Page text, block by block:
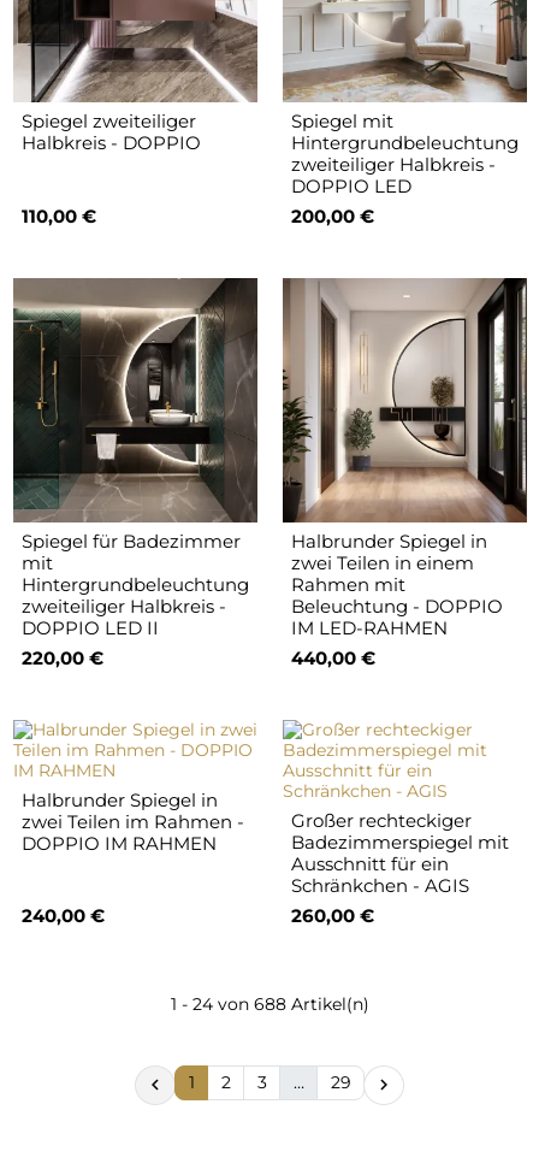
Spiegel zweiteiliger
Halbkreis - DOPPIO
110,00 €
Spiegel mit
Hintergrundbeleuchtung
zweiteiliger Halbkreis -
DOPPIO LED
200,00 €
Spiegel für Badezimmer
mit
Hintergrundbeleuchtung
zweiteiliger Halbkreis -
DOPPIO LED II
220,00 €
Halbrunder Spiegel in
zwei Teilen in einem
Rahmen mit
Beleuchtung - DOPPIO
IM LED-RAHMEN
440,00 €
Halbrunder Spiegel in
zwei Teilen im Rahmen -
DOPPIO IM RAHMEN
240,00 €
Großer rechteckiger
Badezimmerspiegel mit
Ausschnitt für ein
Schränkchen - AGIS
260,00 €
1 - 24 von 688 Artikel(n)
 1 2 3 … 29 